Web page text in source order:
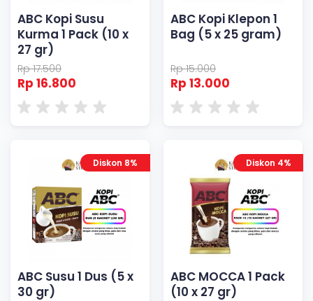
ABC Kopi Susu
Kurma 1 Pack (10 x
27 gr)
Rp 17.500
Rp 16.800
ABC Kopi Klepon 1
Bag (5 x 25 gram)
Rp 15.000
Rp 13.000
Diskon 8%
ABC Susu 1 Dus (5 x
30 gr)
Diskon 4%
ABC MOCCA 1 Pack
(10 x 27 gr)